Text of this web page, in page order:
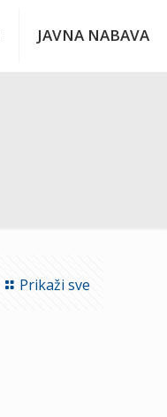
JAVNA NABAVA
Prikaži sve